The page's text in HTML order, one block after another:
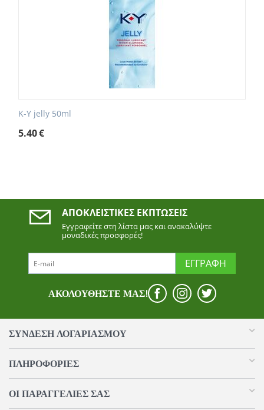
Κ-Υ jelly 50ml
5.40€
ΑΠΟΚΛΕΙΣΤΙΚΈΣ ΕΚΠΤΏΣΕΙΣ
Εγγραφείτε στη λίστα μας και ανακαλύψτε
μοναδικές προσφορές!
ΕΓΓΡΑΦΉ
ΑΚΟΛΟΥΘΉΣΤΕ ΜΑΣ!
ΣΥΝΔΕΣΗ ΛΟΓΑΡΙΑΣΜΟΥ​
ΠΛΗΡΟΦΟΡΊΕΣ
ΟΙ ΠΑΡΑΓΓΕΛΊΕΣ​ ΣΑΣ